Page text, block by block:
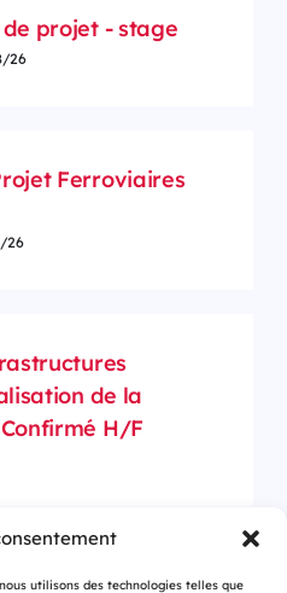
utilisons des technologies telles que
projet - stage
26
Ferroviaires
26
de la
H/F